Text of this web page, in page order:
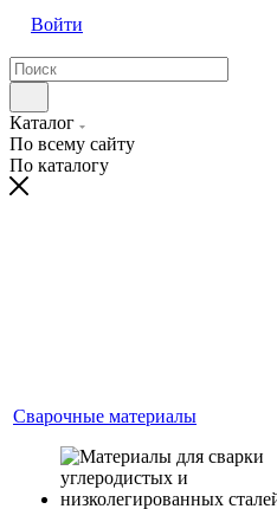
Войти
Каталог
По всему сайту
По каталогу
Сварочные материалы